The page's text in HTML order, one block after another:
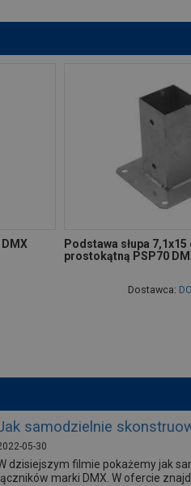
Podstawa słupa
prostokątną PSP70
Dostawca:
samodzielnie
05-30
dzisiejszym filmie pokażemy jak
marki DMX. W ofercie